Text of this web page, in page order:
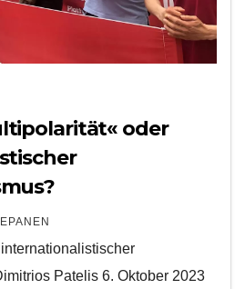
oder
EPANEN
Patelis 6. Oktober 2023